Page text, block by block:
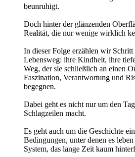
beunruhigt.
Doch hinter der glänzenden
Realität, die nur wenige wirklich
In dieser Folge erzählen wir
Lebensweg: ihre Kindheit, ihre
Weg, der sie schließlich an einen
Faszination, Verantwortung und
begegnen.
Dabei geht es nicht nur um den
Schlagzeilen macht.
Es geht auch um die Geschichte
Bedingungen, unter denen es
System, das lange Zeit kaum